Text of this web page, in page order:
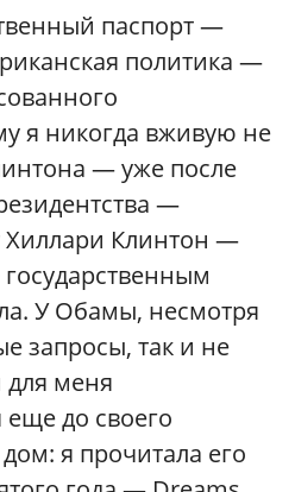
паспорт —
политика —
я никогда вживую не
— уже после
—
Хиллари Клинтон —
У Обамы, несмотря
запросы, так и не
для меня
еще до своего
я прочитала его